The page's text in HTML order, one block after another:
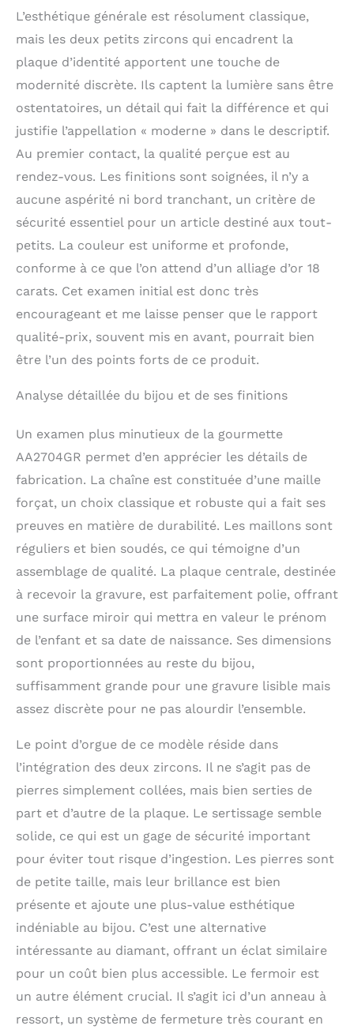
L’esthétique générale est résolument classique,
mais les deux petits zircons qui encadrent la
plaque d’identité apportent une touche de
modernité discrète. Ils captent la lumière sans être
ostentatoires, un détail qui fait la différence et qui
justifie l’appellation « moderne » dans le descriptif.
Au premier contact, la qualité perçue est au
rendez-vous. Les finitions sont soignées, il n’y a
aucune aspérité ni bord tranchant, un critère de
sécurité essentiel pour un article destiné aux tout-
petits. La couleur est uniforme et profonde,
conforme à ce que l’on attend d’un alliage d’or 18
carats. Cet examen initial est donc très
encourageant et me laisse penser que le rapport
qualité-prix, souvent mis en avant, pourrait bien
être l’un des points forts de ce produit.
Analyse détaillée du bijou et de ses finitions
Un examen plus minutieux de la gourmette
AA2704GR permet d’en apprécier les détails de
fabrication. La chaîne est constituée d’une maille
forçat, un choix classique et robuste qui a fait ses
preuves en matière de durabilité. Les maillons sont
réguliers et bien soudés, ce qui témoigne d’un
assemblage de qualité. La plaque centrale, destinée
à recevoir la gravure, est parfaitement polie, offrant
une surface miroir qui mettra en valeur le prénom
de l’enfant et sa date de naissance. Ses dimensions
sont proportionnées au reste du bijou,
suffisamment grande pour une gravure lisible mais
assez discrète pour ne pas alourdir l’ensemble.
Le point d’orgue de ce modèle réside dans
l’intégration des deux zircons. Il ne s’agit pas de
pierres simplement collées, mais bien serties de
part et d’autre de la plaque. Le sertissage semble
solide, ce qui est un gage de sécurité important
pour éviter tout risque d’ingestion. Les pierres sont
de petite taille, mais leur brillance est bien
présente et ajoute une plus-value esthétique
indéniable au bijou. C’est une alternative
intéressante au diamant, offrant un éclat similaire
pour un coût bien plus accessible. Le fermoir est
un autre élément crucial. Il s’agit ici d’un anneau à
ressort, un système de fermeture très courant en